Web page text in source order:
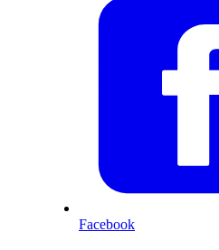
Facebook